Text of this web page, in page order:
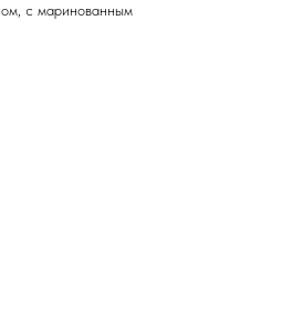
с маринованным